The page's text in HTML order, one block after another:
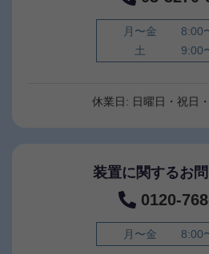
月〜金
8:00
土
9:00
休業日: 日曜日・祝日
装置に関するお
0120-
月〜金 8:00